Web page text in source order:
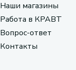
Наши магазины
Работа в КРАВТ
Вопрос-ответ
Контакты